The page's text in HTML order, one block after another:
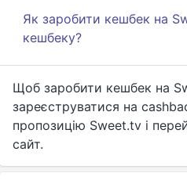
Як заробити кешбек на
кешбеку?
Щоб заробити кешбек на
зареєструватися на
пропозицію Sweet.tv і
сайт.